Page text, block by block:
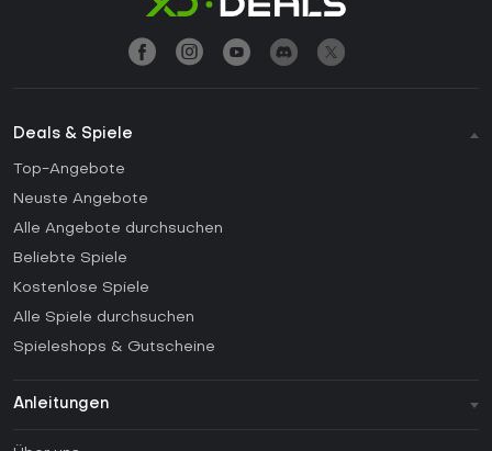
Deals & Spiele
Top-Angebote
Neuste Angebote
Alle Angebote durchsuchen
Beliebte Spiele
Kostenlose Spiele
Alle Spiele durchsuchen
Spieleshops & Gutscheine
Anleitungen